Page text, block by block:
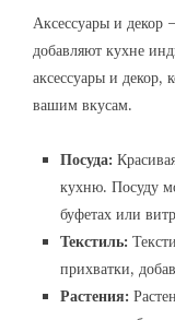
Аксессуары и декор
добавляют кухне
аксессуары и декор,
вашим вкусам.
Посуда:
кухню. Посуду
буфетах или
Текстиль:
прихватки,
Растения: